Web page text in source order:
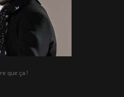
que ça !